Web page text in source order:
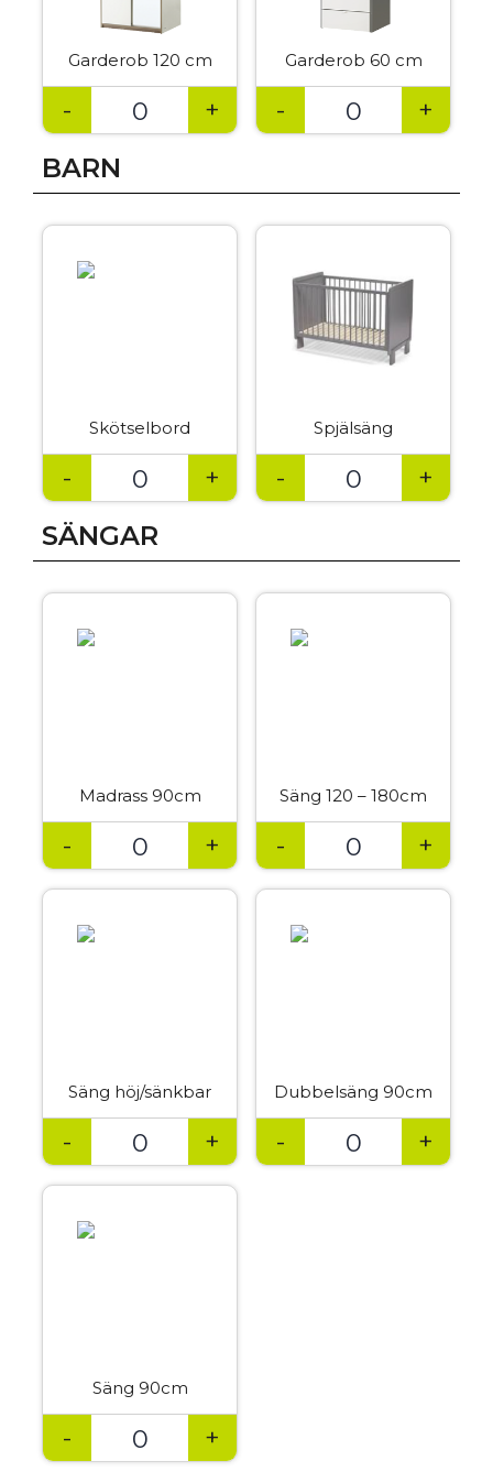
Garderob 120 cm
- +
Garderob 60 cm
- +
BARN
Skötselbord
- +
Spjälsäng
- +
SÄNGAR
Madrass 90cm
- +
Säng 120 – 180cm
- +
Säng höj/sänkbar
- +
Dubbelsäng 90cm
- +
Säng 90cm
- +